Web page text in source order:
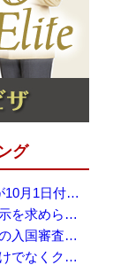
グ
タイ3空港高速鉄道、事業会社が10月1日付の契約終了を通知 「現時点での撤退決定ではない」
タイ入国時に「所持金証明」提示を求められる場合も、タイ政府観光庁が外国人旅行者に再周知
バンコク・スワンナプーム空港の入国審査に長蛇の列、SNSで「3～4時間待ち」との投稿が拡散
タイ入国の所持金証明、現金だけでなくクレジットカードや銀行明細も提示可能